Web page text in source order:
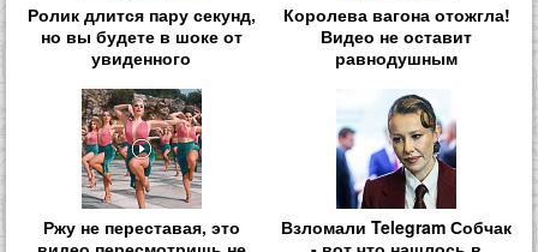
Ролик длится пару секунд,
но вы будете в шоке от
увиденного
Королева вагона отожгла!
Видео не оставит
равнодушным
Ржу не переставая, это
Взломали Telegram Собчак